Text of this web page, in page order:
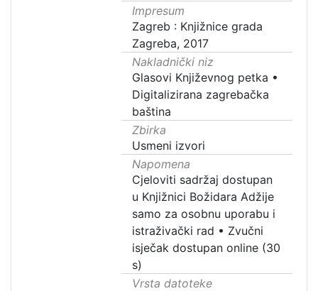
Impresum
Zagreb : Knjižnice grada
Zagreba, 2017
Nakladnički niz
Glasovi Književnog petka •
Digitalizirana zagrebačka
baština
Zbirka
Usmeni izvori
Napomena
Cjeloviti sadržaj dostupan
u Knjižnici Božidara Adžije
samo za osobnu uporabu i
istraživački rad • Zvučni
isječak dostupan online (30
s)
Vrsta datoteke